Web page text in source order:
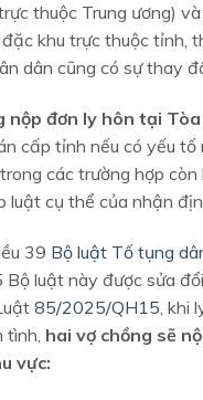
thuộc Trung ương)
khu trực thuộc tỉnh,
dân cũng có sự thay
nộp đơn ly hôn tại
cấp tỉnh nếu có yếu tố
các trường hợp còn
luật cụ thể của nhận
39 Bộ luật Tố tụng
luật này được sửa
85/2025/QH15 , khi
hai vợ chồng sẽ
vực: